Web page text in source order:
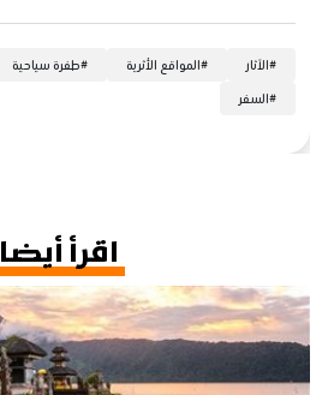
#الآثار #المواقع الأثرية #طفرة سياحية
#السفر
اقرأ أيضا